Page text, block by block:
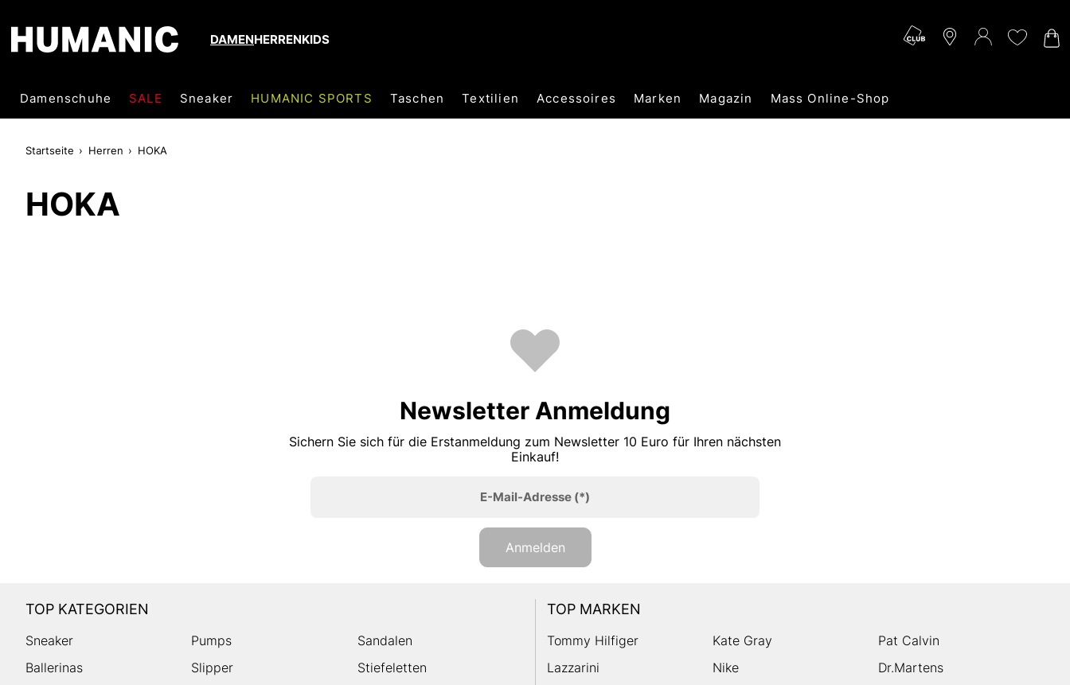
DAMENHERRENKIDS
Damenschuhe SALE Sneaker HUMANIC SPORTS Taschen Textilien Accessoires Marken Magazin Mass Online-Shop
Startseite Herren HOKA
HOKA
Newsletter Anmeldung
Sichern Sie sich für die Erstanmeldung zum Newsletter 10 Euro für Ihren nächsten
Einkauf!
E-Mail-Adresse(*)
Anmelden
TOP KATEGORIEN
Sneaker Pumps
Sandalen
Ballerinas
Slipper
Stiefeletten
TOP MARKEN
Tommy Hilfiger Kate Gray
Pat Calvin
Lazzarini
Nike
Dr.Martens